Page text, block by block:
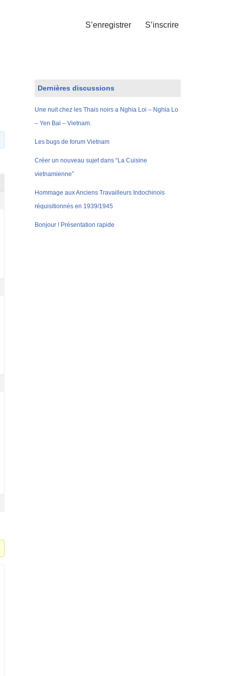
S’enregistrer S’inscrire
Dernières discussions
Une nuit chez les Thais noirs a Nghia Loi – Nghia Lo
– Yen Bai – Vietnam.
Les bugs de forum Vietnam
Créer un nouveau sujet dans “La Cuisine
vietnamienne”
Hommage aux Anciens Travailleurs Indochinois
réquisitionnés en 1939/1945
Bonjour ! Présentation rapide